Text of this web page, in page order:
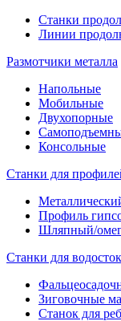
Станки
Линии
Размотчики металла
Напольные
Мобильные
Двухопорные
Консольные
Станки для
Профиль
Шляпный/
Станки для
Зиговочные
Станок для